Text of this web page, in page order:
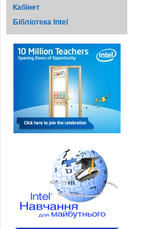
Кабінет
Бібліотека Intel